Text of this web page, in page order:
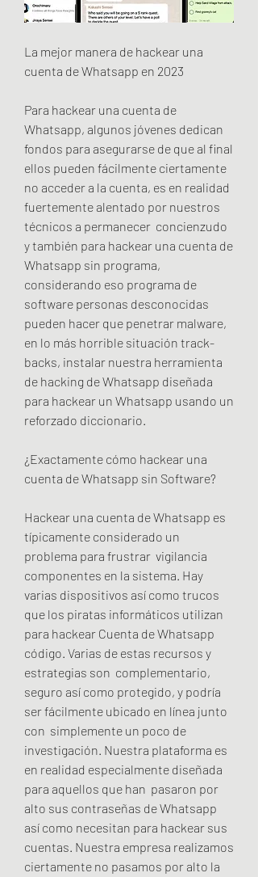
La mejor manera de hackear una
cuenta de Whatsapp en 2023
Para hackear una cuenta de
Whatsapp, algunos jóvenes dedican
fondos para asegurarse de que al final
ellos pueden fácilmente ciertamente
no acceder a la cuenta, es en realidad
fuertemente alentado por nuestros
técnicos a permanecer  concienzudo
y también para hackear una cuenta de
Whatsapp sin programa,
considerando eso programa de
software personas desconocidas
pueden hacer que penetrar malware,
en lo más horrible situación track-
backs, instalar nuestra herramienta
de hacking de Whatsapp diseñada
para hackear un Whatsapp usando un
reforzado diccionario.
¿Exactamente cómo hackear una
cuenta de Whatsapp sin Software?
Hackear una cuenta de Whatsapp es
típicamente considerado un
problema para frustrar  vigilancia
componentes en la sistema. Hay
varias dispositivos así como trucos
que los piratas informáticos utilizan
para hackear Cuenta de Whatsapp
código. Varias de estas recursos y
estrategias son  complementario,
seguro así como protegido, y podría
ser fácilmente ubicado en línea junto
con  simplemente un poco de
investigación. Nuestra plataforma es
en realidad especialmente diseñada
para aquellos que han  pasaron por
alto sus contraseñas de Whatsapp
así como necesitan para hackear sus
cuentas. Nuestra empresa realizamos
ciertamente no pasamos por alto la